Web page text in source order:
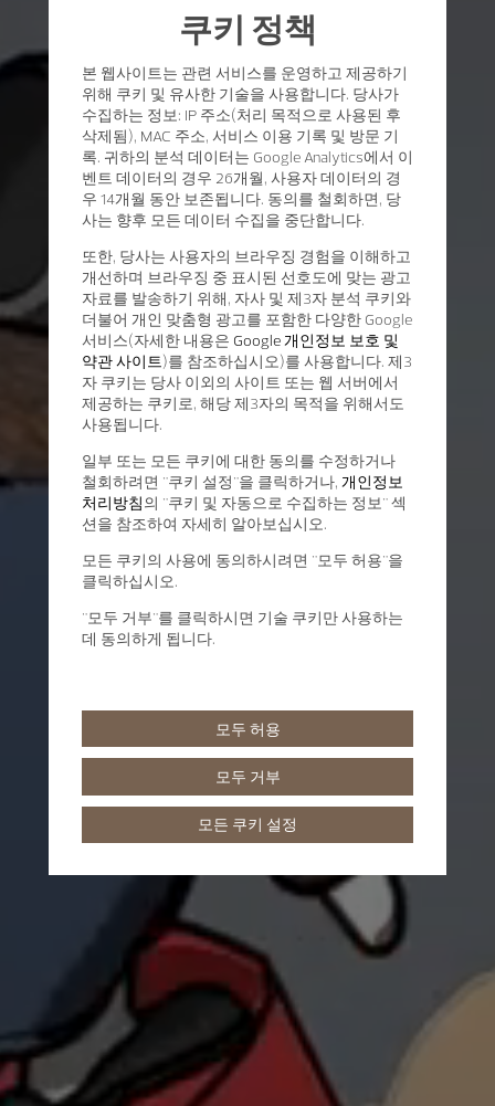
쿠키 정책
본 웹사이트는 관련 서비스를 운영하고 제공하기
위해 쿠키 및 유사한 기술을 사용합니다. 당사가
수집하는 정보: IP 주소(처리 목적으로 사용된 후
삭제됨), MAC 주소, 서비스 이용 기록 및 방문 기
록. 귀하의 분석 데이터는 Google Analytics에서 이
벤트 데이터의 경우 26개월, 사용자 데이터의 경
우 14개월 동안 보존됩니다. 동의를 철회하면, 당
사는 향후 모든 데이터 수집을 중단합니다.
또한, 당사는 사용자의 브라우징 경험을 이해하고
개선하며 브라우징 중 표시된 선호도에 맞는 광고
자료를 발송하기 위해, 자사 및 제3자 분석 쿠키와
더불어 개인 맞춤형 광고를 포함한 다양한 Google
서비스(자세한 내용은 Google 개인정보 보호 및
약관 사이트)를 참조하십시오)를 사용합니다. 제3
자 쿠키는 당사 이외의 사이트 또는 웹 서버에서
제공하는 쿠키로, 해당 제3자의 목적을 위해서도
사용됩니다.
일부 또는 모든 쿠키에 대한 동의를 수정하거나
철회하려면 "쿠키 설정"을 클릭하거나, 개인정보
처리방침의 "쿠키 및 자동으로 수집하는 정보" 섹
션을 참조하여 자세히 알아보십시오.
모든 쿠키의 사용에 동의하시려면 "모두 허용"을
클릭하십시오.
"모두 거부"를 클릭하시면 기술 쿠키만 사용하는
데 동의하게 됩니다.
모두 허용
모두 거부
모든 쿠키 설정